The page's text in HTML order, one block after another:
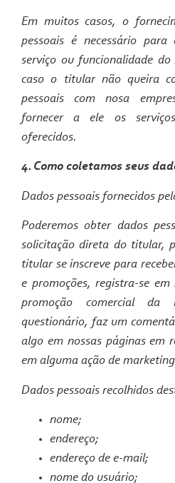
Em muitos casos, o
pessoais é necessário
serviço ou funcionalidade
caso o titular não queira
pessoais com nosa
fornecer a ele os
oferecidos.
4. Como coletamos seus
Dados pessoais fornecidos
Poderemos obter dados
solicitação direta do titular,
titular se inscreve para
e promoções, registra-se
promoção comercial da
questionário, faz um
algo em nossas páginas em
em alguma ação de
Dados pessoais recolhidos
nome;
endereço;
endereço de e-mail;
nome do usuário;